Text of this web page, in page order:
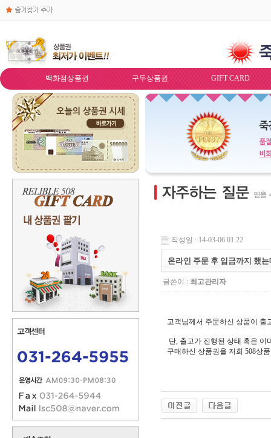
백화점상품권 구두상품권 GIFT CARD
작성일 : 14-03-06 01:22
온라인 주문 후 입금까지 했
글쓴이 : 최고관리자
고객님께서 주문하신 상품이 출
단, 출고가 진행된 상태 혹은 이
구매하신 상품권을 저희 508상